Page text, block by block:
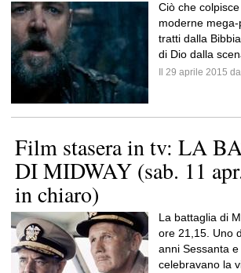
Ciò che
moderne
tratti dalla
di Dio dalla
Il 29 aprile 2015 da
Film stasera in tv: LA
DI MIDWAY (sab. 11
in chiaro)
La battaglia di
ore 21,15. Uno
anni Sessanta
celebravano la